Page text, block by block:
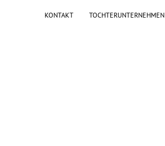
KONTAKT TOCHTERUNTERNEHMEN